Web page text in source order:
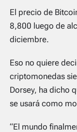
El precio de
8,800 luego de
diciembre.
Eso no quiere
criptomonedas
Dorsey, ha dicho
se usará como
“El mundo